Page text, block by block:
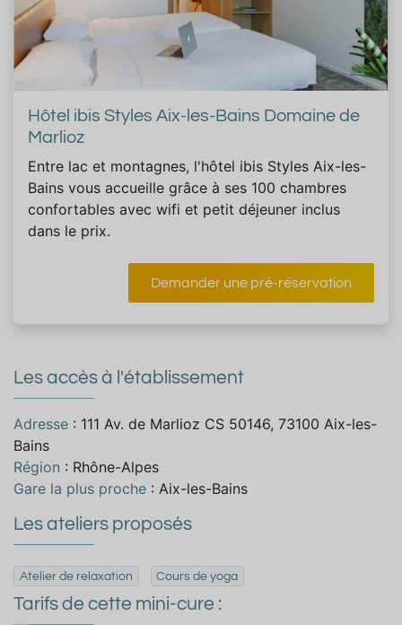
Hôtel ibis Styles Aix-les-Bains Domaine de
Marlioz
Entre lac et montagnes, l'hôtel ibis Styles Aix-les-
Bains vous accueille grâce à ses 100 chambres
confortables avec wifi et petit déjeuner inclus
dans le prix.
Demander une pré-réservation
Les accès à l'établissement
Adresse : 111 Av. de Marlioz CS 50146, 73100 Aix-les-
Bains
Région : Rhône-Alpes
Gare la plus proche : Aix-les-Bains
Les ateliers proposés
Atelier de relaxation Cours de yoga
Tarifs de cette mini-cure :